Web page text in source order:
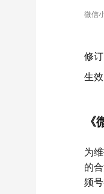
微信
修
生
为
的
频